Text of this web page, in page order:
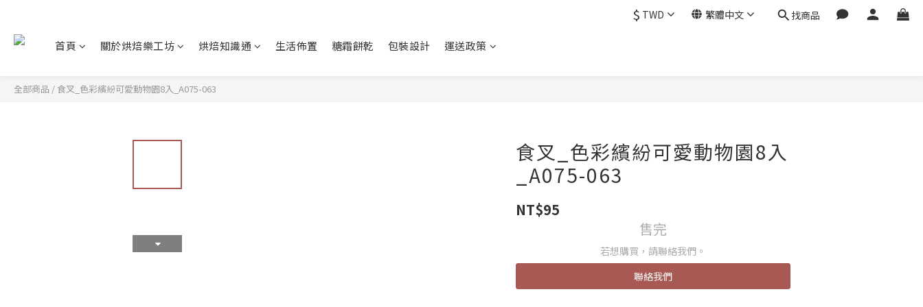
$ TWD 繁體中文 找商品
首頁 關於烘焙樂工坊 烘焙知識通 生活佈置 糖霜餅乾 包裝設計 運送政策
全部商品 / 食叉_色彩繽紛可愛動物園8入_A075-063
食叉_色彩繽紛可愛動物園8入
_A075-063
NT$95
售完
若想購買，請聯絡我們。
聯絡我們